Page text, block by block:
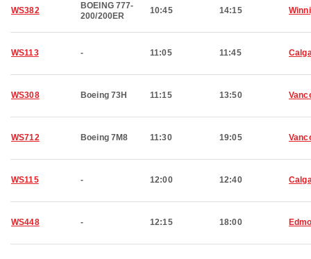
WS382
BOEING 777-
200/200ER
10:45 14:15
WS113 - 11:05 11:45
WS308 Boeing 73H 11:15 13:50
WS712 Boeing 7M8 11:30 19:05
WS115 - 12:00 12:40
WS448 - 12:15 18:00